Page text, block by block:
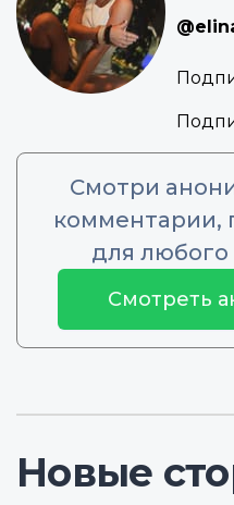
Смотри
комментарии,
для любого
Смотреть
Новые